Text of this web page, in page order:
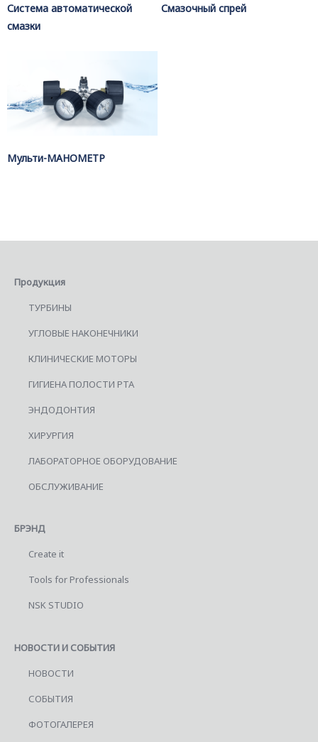
Система автоматической
смазки
Смазочный спрей
Мульти-MAHOMETP
Продукция
ТУРБИНЫ
УГЛОВЫЕ НАКОНЕЧНИКИ
КЛИНИЧЕСКИЕ МОТОРЫ
ГИГИЕНА ПОЛОСТИ РТА
ЭНДОДОНТИЯ
ХИРУРГИЯ
ЛАБОРАТОРНОЕ ОБОРУДОВАНИЕ
ОБСЛУЖИВАНИЕ
БРЭНД
Create it
Tools for Professionals
NSK STUDIO
НОВОСТИ И СОБЫТИЯ
НОВОСТИ
СОБЫТИЯ
ФОТОГАЛЕРЕЯ